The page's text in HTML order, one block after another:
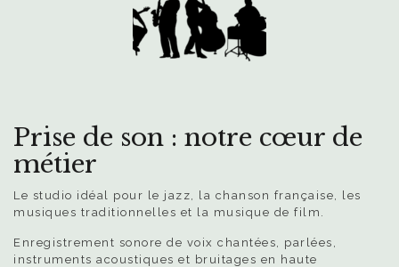
Prise de son : notre cœur de
métier
Le studio idéal pour le jazz, la chanson française, les
musiques traditionnelles et la musique de film.
Enregistrement sonore de voix chantées, parlées,
instruments acoustiques et bruitages en haute